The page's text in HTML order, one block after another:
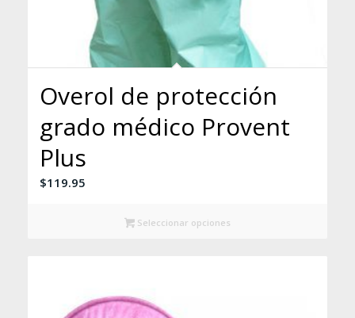
Overol de protección
grado médico Provent
Plus
$119.95
Seleccionar opciones